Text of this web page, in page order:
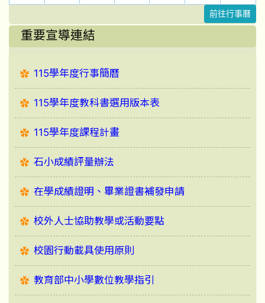
前往行事曆
重要宣導連結
115學年度行事簡曆
115學年度教科書選用版本表
115學年度課程計畫
石小成績評量辦法
在學成績證明、畢業證書補發申請
校外人士協助教學或活動要點
校園行動載具使用原則
教育部中小學數位教學指引